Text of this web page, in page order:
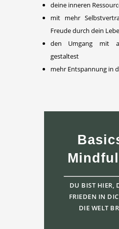
deine inneren
mit mehr
Freude durch dein
den Umgang mit
gestaltest
mehr Entspannung in
DU BIST HIER,
FRIEDEN IN
DIE WELT